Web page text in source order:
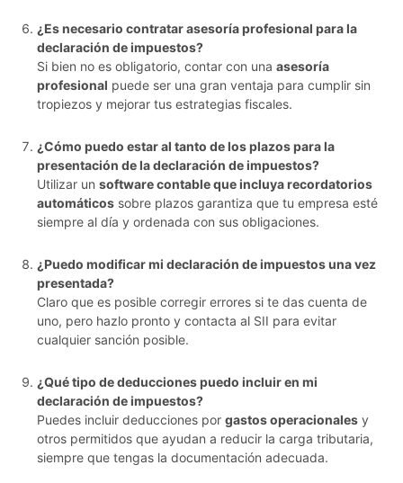
¿Es necesario contratar asesoría profesional para la
declaración de impuestos?
Si bien no es obligatorio, contar con una asesoría
profesional puede ser una gran ventaja para cumplir sin
tropiezos y mejorar tus estrategias fiscales.
¿Cómo puedo estar al tanto de los plazos para la
presentación de la declaración de impuestos?
Utilizar un software contable que incluya recordatorios
automáticos sobre plazos garantiza que tu empresa esté
siempre al día y ordenada con sus obligaciones.
¿Puedo modificar mi declaración de impuestos una vez
presentada?
Claro que es posible corregir errores si te das cuenta de
uno, pero hazlo pronto y contacta al SII para evitar
cualquier sanción posible.
¿Qué tipo de deducciones puedo incluir en mi
declaración de impuestos?
Puedes incluir deducciones por gastos operacionales y
otros permitidos que ayudan a reducir la carga tributaria,
siempre que tengas la documentación adecuada.